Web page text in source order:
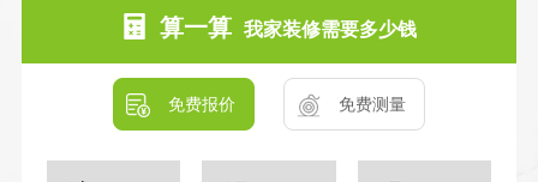
算一算 我家装修需要多少钱
免费报价 免费测量